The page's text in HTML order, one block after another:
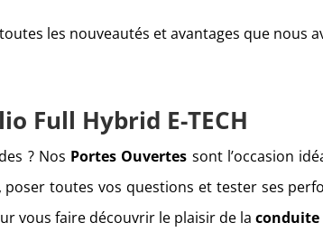
les nouveautés et avantages que nous
Full Hybrid E-TECH
? Nos Portes Ouvertes sont l’occasion
toutes vos questions et tester ses
vous faire découvrir le plaisir de la